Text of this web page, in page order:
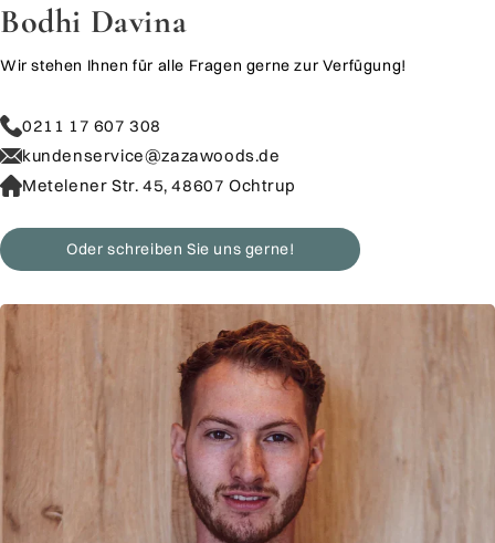
Bodhi Davina
Wir stehen Ihnen für alle Fragen gerne zur Verfügung!
0211 17 607 308
kundenservice@zazawoods.de
Metelener Str. 45, 48607 Ochtrup
Oder schreiben Sie uns gerne!